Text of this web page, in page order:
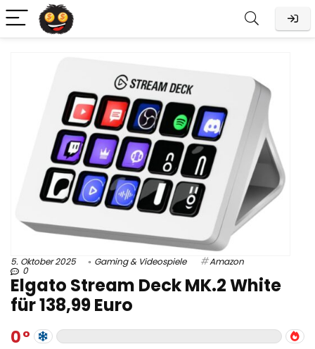
5. Oktober 2025 Gaming & Videospiele Amazon
0
Elgato Stream Deck MK.2 White
für 138,99 Euro
0